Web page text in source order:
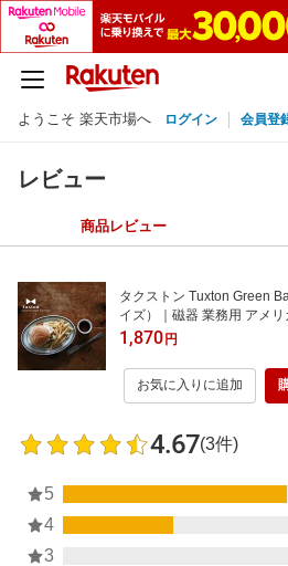
ようこそ 楽天市場へ ログイン 会員登
レビュー
商品レビュー
タクストン Tuxton Green
イズ）｜磁器 業務用 アメ
1,870円
お気に入りに追加
4.67(3件)
5
4
3